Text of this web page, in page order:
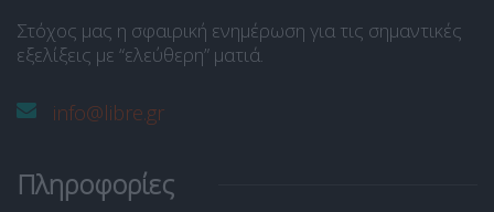
Στόχος μας η σφαιρική ενημέρωση για τις σημαντικές
εξελίξεις με “ελεύθερη” ματιά.
info@libre.gr
Πληροφορίες